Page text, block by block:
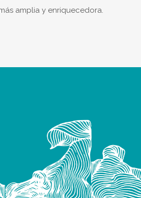
ás amplia y enriquecedora.